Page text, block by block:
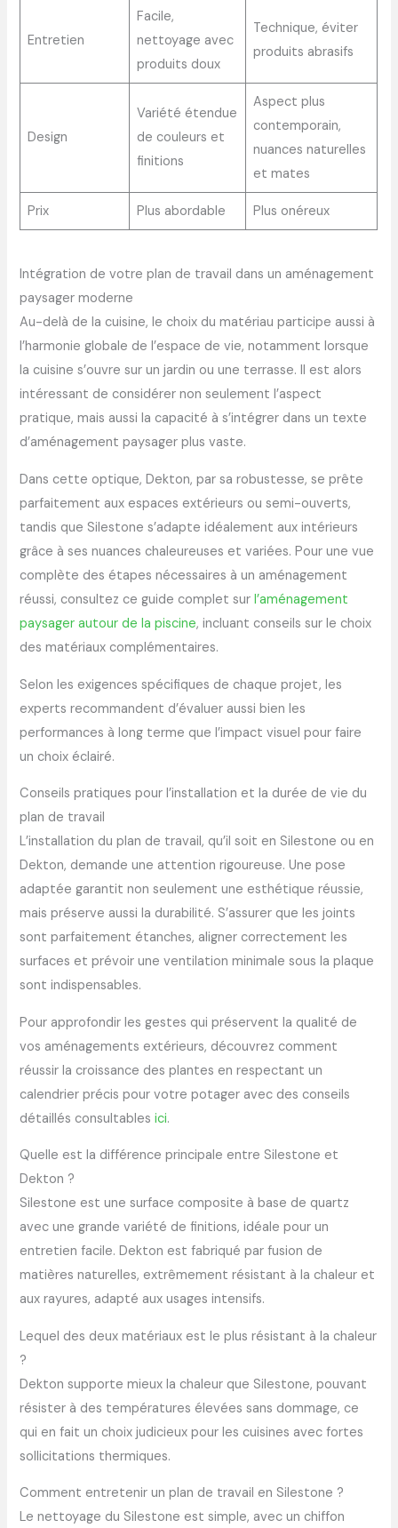
Entretien
Facile,
nettoyage avec
produits doux
Technique, éviter
produits abrasifs
Design
Variété étendue
de couleurs et
finitions
Aspect plus
contemporain,
nuances naturelles
et mates
Prix Plus abordable Plus onéreux
Intégration de votre plan de travail dans un aménagement
paysager moderne
Au-delà de la cuisine, le choix du matériau participe aussi à
l’harmonie globale de l’espace de vie, notamment lorsque
la cuisine s’ouvre sur un jardin ou une terrasse. Il est alors
intéressant de considérer non seulement l’aspect
pratique, mais aussi la capacité à s’intégrer dans un texte
d’aménagement paysager plus vaste.
Dans cette optique, Dekton, par sa robustesse, se prête
parfaitement aux espaces extérieurs ou semi-ouverts,
tandis que Silestone s’adapte idéalement aux intérieurs
grâce à ses nuances chaleureuses et variées. Pour une vue
complète des étapes nécessaires à un aménagement
réussi, consultez ce guide complet surl’aménagement
paysager autour de la piscine, incluant conseils sur le choix
des matériaux complémentaires.
Selon les exigences spécifiques de chaque projet, les
experts recommandent d’évaluer aussi bien les
performances à long terme que l’impact visuel pour faire
un choix éclairé.
Conseils pratiques pour l’installation et la durée de vie du
plan de travail
L’installation du plan de travail, qu’il soit en Silestone ou en
Dekton, demande une attention rigoureuse. Une pose
adaptée garantit non seulement une esthétique réussie,
mais préserve aussi la durabilité. S’assurer que les joints
sont parfaitement étanches, aligner correctement les
surfaces et prévoir une ventilation minimale sous la plaque
sont indispensables.
Pour approfondir les gestes qui préservent la qualité de
vos aménagements extérieurs, découvrez comment
réussir la croissance des plantes en respectant un
calendrier précis pour votre potager avec des conseils
détaillés consultablesici.
Quelle est la différence principale entre Silestone et
Dekton ?
Silestone est une surface composite à base de quartz
avec une grande variété de finitions, idéale pour un
entretien facile. Dekton est fabriqué par fusion de
matières naturelles, extrêmement résistant à la chaleur et
aux rayures, adapté aux usages intensifs.
Lequel des deux matériaux est le plus résistant à la chaleur
?
Dekton supporte mieux la chaleur que Silestone, pouvant
résister à des températures élevées sans dommage, ce
qui en fait un choix judicieux pour les cuisines avec fortes
sollicitations thermiques.
Comment entretenir un plan de travail en Silestone ?
Le nettoyage du Silestone est simple, avec un chiffon